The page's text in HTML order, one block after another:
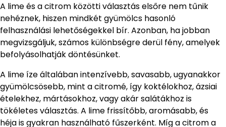
A lime és a citrom közötti választás elsőre nem tűnik
nehéznek, hiszen mindkét gyümölcs hasonló
felhasználási lehetőségekkel bír. Azonban, ha jobban
megvizsgáljuk, számos különbségre derül fény, amelyek
befolyásolhatják döntésünket.
A lime íze általában intenzívebb, savasabb, ugyanakkor
gyümölcsösebb, mint a citromé, így koktélokhoz, ázsiai
ételekhez, mártásokhoz, vagy akár salátákhoz is
tökéletes választás. A lime frissítőbb, aromásabb, és
héja is gyakran használható fűszerként. Míg a citrom a